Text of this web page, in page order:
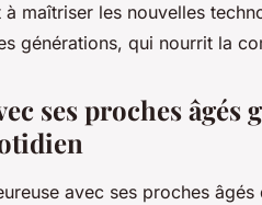
à maîtriser les nouvelles
générations, qui nourrit la
ses proches âgés
avec ses proches